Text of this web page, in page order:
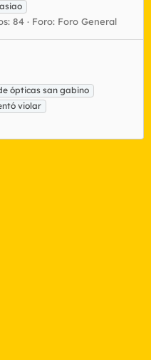
84 Foro: Foro General
ópticas san gabino
violar